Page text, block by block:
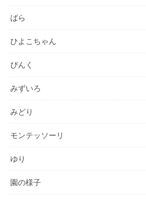
ばら
ひよこちゃん
ぴんく
みずいろ
みどり
モンテッソーリ
ゆり
園の様子